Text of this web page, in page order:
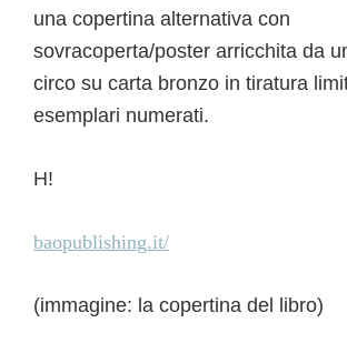
una copertina alternativa con
sovracoperta/poster arricchita da
circo su carta bronzo in tiratura
esemplari numerati.
H!
baopublishing.it/
(immagine: la copertina del libro)